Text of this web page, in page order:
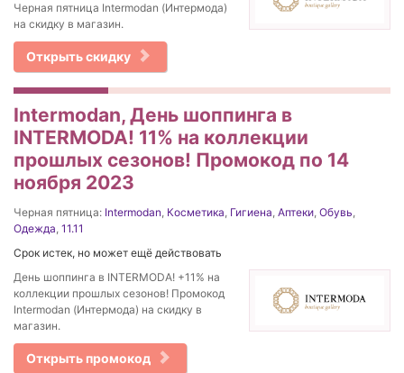
Черная пятница Intermodan (Интермода)
на скидку в магазин.
Открыть скидку
Intermodan, День шоппинга в
INTERMODA! 11% на коллекции
прошлых сезонов! Промокод по 14
ноября 2023
Черная пятница: Intermodan, Косметика, Гигиена, Аптеки, Обувь,
Одежда, 11.11
Срок истек, но может ещё действовать
День шоппинга в INTERMODA! +11% на
коллекции прошлых сезонов! Промокод
Intermodan (Интермода) на скидку в
магазин.
Открыть промокод